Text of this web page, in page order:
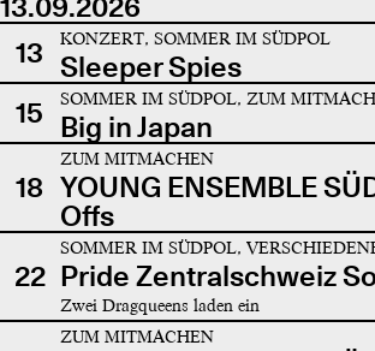
13
KONZERT, SOMMER IM SÜDPOL
Sleeper Spies
15
SOMMER IM SÜDPOL, ZUM
Big in Japan
18
ZUM MITMACHEN
YOUNG ENSEMBLE
Offs
22
SOMMER IM SÜDPOL,
Pride Zentralschweiz
Zwei Dragqueens laden ein
ZUM MITMACHEN